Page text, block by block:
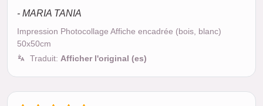
- MARIA TANIA
Impression Photocollage Affiche encadrée (bois, blanc)
50x50cm
Traduit: Afficher l'original (es)